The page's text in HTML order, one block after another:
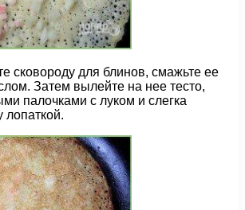
сковороду для блинов, смажьте ее
Затем вылейте на нее тесто,
палочками с луком и слегка
лопаткой.